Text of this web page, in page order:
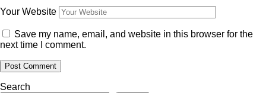
Your Website
Save my name, email, and website in this browser for the
next time I comment.
Search